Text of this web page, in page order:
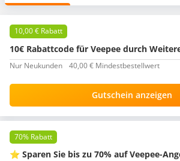
10,00 € Rabatt
10€ Rabattcode für Veepee durch
Nur Neukunden 40,00 € Mindestbestellwert
Gutschein anzeigen
70% Rabatt
⭐ Sparen Sie bis zu 70% auf Veepee-